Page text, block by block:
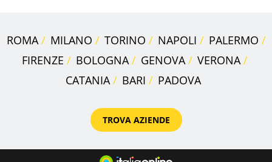
ROMA MILANO TORINO NAPOLI
PALERMO
FIRENZE
BOLOGNA GENOVA
VERONA
CATANIA
BARI PADOVA
TROVA AZIENDE